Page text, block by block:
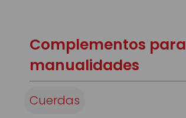
Complementos para
manualidades
Cuerdas